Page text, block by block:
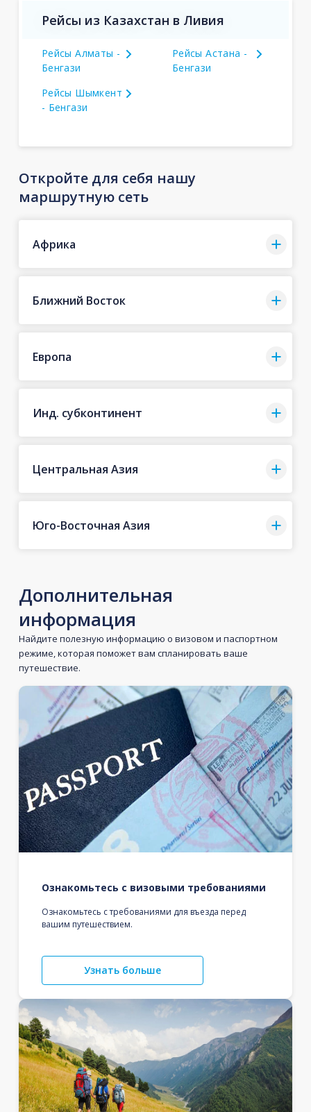
Рейсы из Казахстан в Ливия
Рейсы Алматы -
Бенгази
Рейсы Астана -
Бенгази
Рейсы Шымкент
- Бенгази
Откройте для себя нашу
маршрутную сеть
Африка
Ближний Восток
Европа
Инд. субконтинент
Центральная Азия
Юго-Восточная Азия
Дополнительная
информация
Найдите полезную информацию о визовом и паспортном
режиме, которая поможет вам спланировать ваше
путешествие.
Ознакомьтесь с визовыми требованиями
Ознакомьтесь с требованиями для въезда перед
вашим путешествием.
Узнать больше